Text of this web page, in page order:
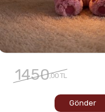
1450,00 TL
Gönder